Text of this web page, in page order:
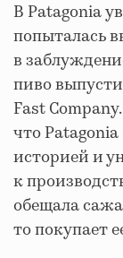
В Patagonia
попыталась
в
пиво
Fast
что
историей и
к
обещала
то покупает